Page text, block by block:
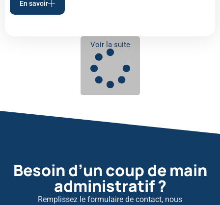
En savoir
Voir la suite
Besoin d’un coup de main
administratif ?
Remplissez le formulaire de contact, nous